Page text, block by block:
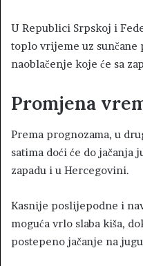
U Republici Srpskoj i
toplo vrijeme uz
naoblačenje koje će sa
Promjena
Prema prognozama, u
satima doći će do
zapadu i u Hercegovini.
Kasnije poslijepodne i
moguća vrlo slaba kiša,
postepeno jačanje na